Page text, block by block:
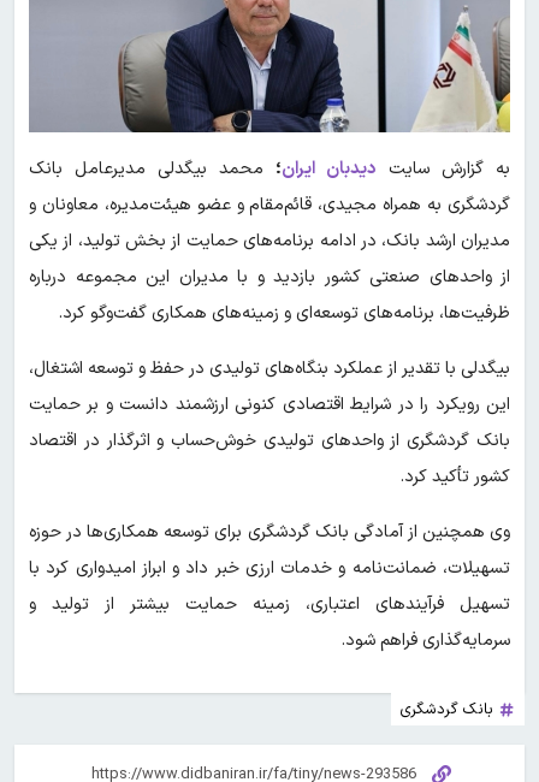
به گزارش سایت دیدبان ایران؛ محمد بیگدلی مدیرعامل بانک
گردشگری به همراه مجیدی، قائم‌مقام و عضو هیئت‌مدیره، معاونان و
مدیران ارشد بانک، در ادامه برنامه‌های حمایت از بخش تولید، از یکی
از واحدهای صنعتی کشور بازدید و با مدیران این مجموعه درباره
ظرفیت‌ها، برنامه‌های توسعه‌ای و زمینه‌های همکاری گفت‌وگو کرد.
بیگدلی با تقدیر از عملکرد بنگاه‌های تولیدی در حفظ و توسعه اشتغال،
این رویکرد را در شرایط اقتصادی کنونی ارزشمند دانست و بر حمایت
بانک گردشگری از واحدهای تولیدی خوش‌حساب و اثرگذار در اقتصاد
کشور تأکید کرد.
وی همچنین از آمادگی بانک گردشگری برای توسعه همکاری‌ها در حوزه
تسهیلات، ضمانت‌نامه و خدمات ارزی خبر داد و ابراز امیدواری کرد با
تسهیل فرآیندهای اعتباری، زمینه حمایت بیشتر از تولید و
سرمایه‌گذاری فراهم شود.
بانک گردشگری